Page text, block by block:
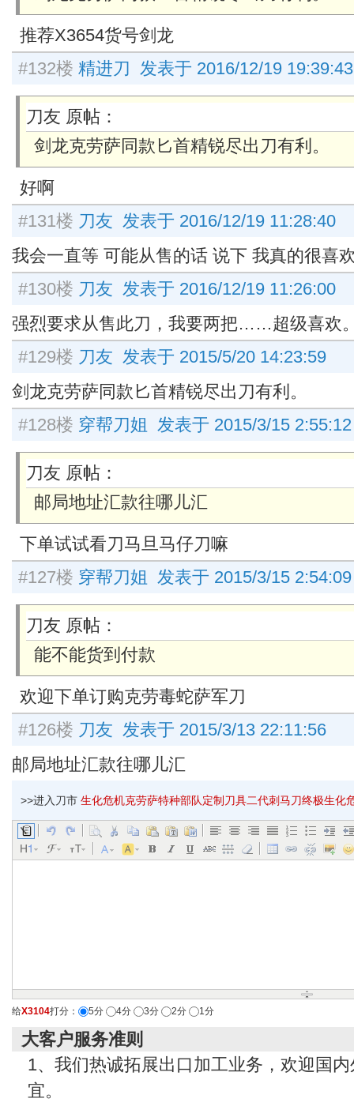
推荐X3654货号剑龙
#132楼 精进刀 发表于 2016/12/19 19:39:43
刀友 原帖：
剑龙克劳萨同款匕首精锐尽出刀有利。
好啊
#131楼 刀友 发表于 2016/12/19 11:28:40
我会一直等 可能从售的话 说下 我真的很喜
#130楼 刀友 发表于 2016/12/19 11:26:00
强烈要求从售此刀，我要两把……超级喜欢
#129楼 刀友 发表于 2015/5/20 14:23:59
剑龙克劳萨同款匕首精锐尽出刀有利。
#128楼 穿帮刀姐 发表于 2015/3/15 2:55:12
刀友 原帖：
邮局地址汇款往哪儿汇
下单试试看刀马旦马仔刀嘛
#127楼 穿帮刀姐 发表于 2015/3/15 2:54:09
刀友 原帖：
能不能货到付款
欢迎下单订购克劳毒蛇萨军刀
#126楼 刀友 发表于 2015/3/13 22:11:56
邮局地址汇款往哪儿汇
>>进入刀市 生化危机克劳萨特种部队定制刀具二代刺马刀终极生化
给X3104打分： 5分 4分 3分 2分 1分
大客户服务准则
1、我们热诚拓展出口加工业务，欢迎国
宜。